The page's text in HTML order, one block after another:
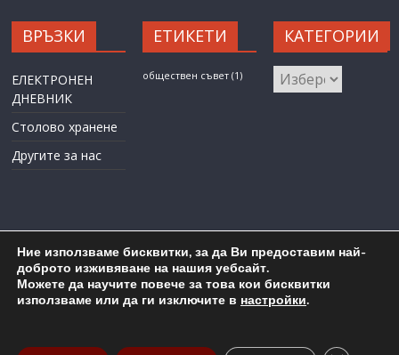
ВРЪЗКИ
ЕЛЕКТРОНЕН
ДНЕВНИК
Столово хранене
Другите за нас
ЕТИКЕТИ
обществен съвет (1)
КАТЕГОРИИ
КАТЕГОРИИ
Карта на сайта Административен достъп
Copyright © 2026 ОУ "Любен Каравелов" гр. Бургас
Ние използваме бисквитки, за да Ви предоставим най-
доброто изживяване на нашия уебсайт.
Можете да научите повече за това кои бисквитки
използваме или да ги изключите в настройки.